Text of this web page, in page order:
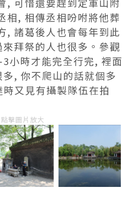
相, 相傳丞相吩咐將他葬
, 諸葛後人也會每年到此
拜祭的人也很多。參觀
小時才能完全行完, 裡面
, 你不爬山的話就個多
又見有攝製隊伍在拍
點擊圖片放大